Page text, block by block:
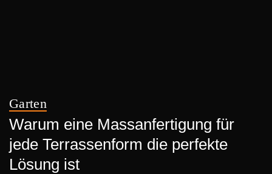
Garten
Warum eine Massanfertigung für
jede Terrassenform die perfekte
Lösung ist